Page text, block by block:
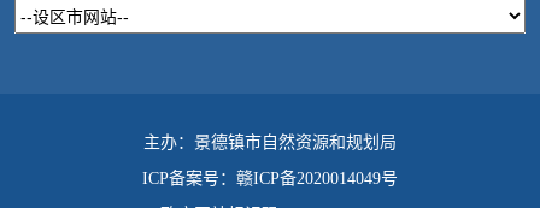
主办：景德镇市自然资源和规划局
ICP备案号： 赣ICP备2020014049号